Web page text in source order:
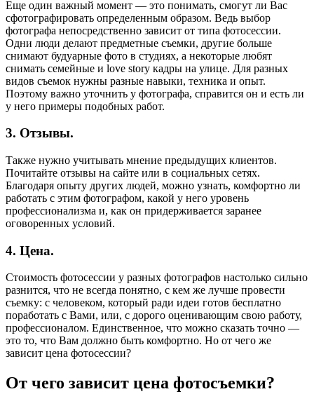
Еще один важный момент — это понимать, смогут ли Вас
сфотографировать определенным образом. Ведь выбор
фотографа непосредственно зависит от типа фотосессии.
Одни люди делают предметные съемки, другие больше
снимают будуарные фото в студиях, а некоторые любят
снимать семейные и love story кадры на улице. Для разных
видов съемок нужны разные навыки, техника и опыт.
Поэтому важно уточнить у фотографа, справится он и есть ли
у него примеры подобных работ.
3. Отзывы.
Также нужно учитывать мнение предыдущих клиентов.
Почитайте отзывы на сайте или в социальных сетях.
Благодаря опыту других людей, можно узнать, комфортно ли
работать с этим фотографом, какой у него уровень
профессионализма и, как он придерживается заранее
оговоренных условий.
4. Цена.
Стоимость фотосессии у разных фотографов настолько сильно
разнится, что не всегда понятно, с кем же лучше провести
съемку: с человеком, который ради идеи готов бесплатно
поработать с Вами, или, с дорого оценивающим свою работу,
профессионалом. Единственное, что можно сказать точно —
это то, что Вам должно быть комфортно. Но от чего же
зависит цена фотосессии?
От чего зависит цена фотосъемки?